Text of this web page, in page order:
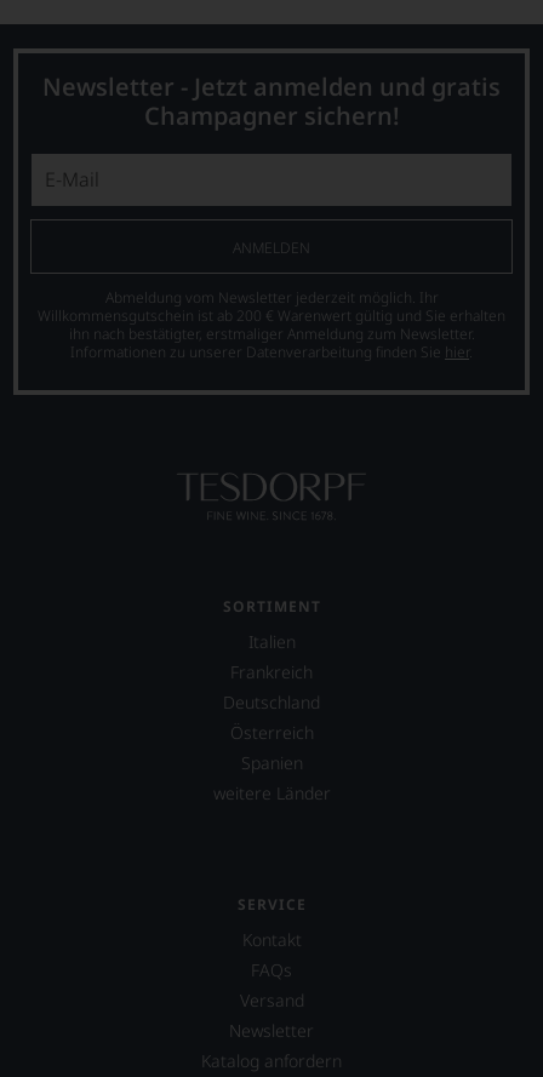
Newsletter - Jetzt anmelden und gratis
Champagner sichern!
ANMELDEN
Abmeldung vom Newsletter jederzeit möglich. Ihr
Willkommensgutschein ist ab 200 € Warenwert gültig und Sie erhalten
ihn nach bestätigter, erstmaliger Anmeldung zum Newsletter.
Informationen zu unserer Datenverarbeitung finden Sie hier.
SORTIMENT
Italien
Frankreich
Deutschland
Österreich
Spanien
weitere Länder
SERVICE
Kontakt
FAQs
Versand
Newsletter
Katalog anfordern